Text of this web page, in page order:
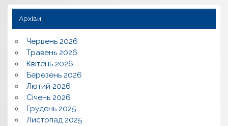
Архіви
Червень 2026
Травень 2026
Квітень 2026
Березень 2026
Лютий 2026
Січень 2026
Грудень 2025
Листопад 2025